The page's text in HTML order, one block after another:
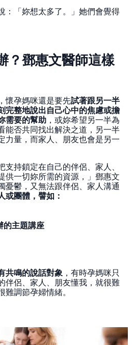
：「妳想太多了。」她們會覺得
？鄧惠文醫師這樣
懷孕媽咪還是要先試著跟另一半
完整地說出自己心中的焦慮或擔
需要的幫助 ，或妳希望另一半為
能否共同找出解決之道，另一半
力量，而家人、朋友也會是另一
支持鎖定在自己的伴侶、家人、
供一切妳所需的資源，」鄧惠文
憂鬱，又無法跟伴侶、家人溝通
或團體，譬如：
的主題講座
共鳴的說話對象 ，有時孕媽咪只
伴侶、家人、朋友懂我，就很難
調節孕婦情緒。